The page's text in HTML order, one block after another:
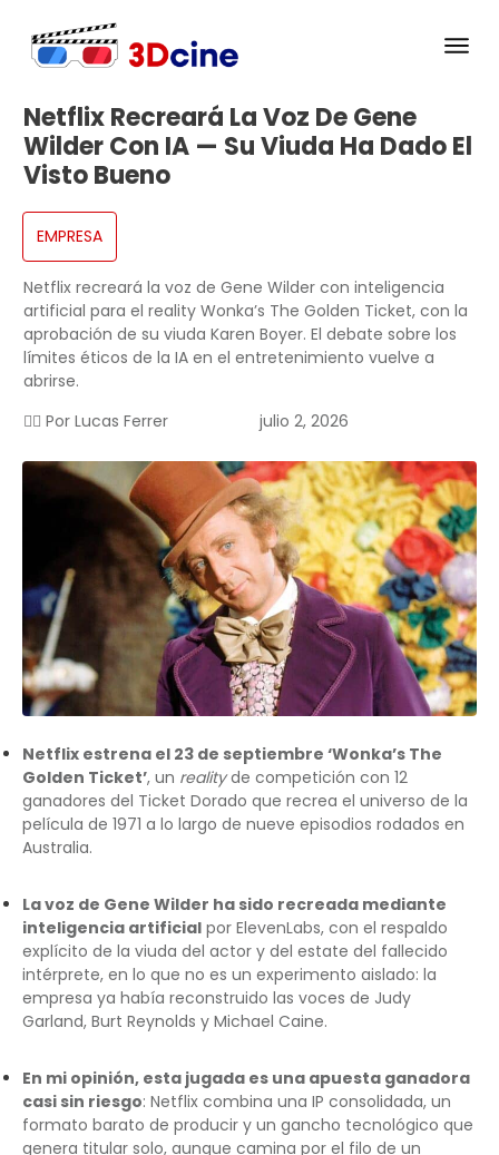
Netflix Recreará La Voz De Gene
Wilder Con IA — Su Viuda Ha Dado El
Visto Bueno
EMPRESA
Netflix recreará la voz de Gene Wilder con inteligencia
artificial para el reality Wonka’s The Golden Ticket, con la
aprobación de su viuda Karen Boyer. El debate sobre los
límites éticos de la IA en el entretenimiento vuelve a
abrirse.
✍🏻 Por Lucas Ferrer julio 2, 2026
Netflix estrena el 23 de septiembre ‘Wonka’s The
Golden Ticket’, un realityde competición con 12
ganadores del Ticket Dorado que recrea el universo de la
película de 1971 a lo largo de nueve episodios rodados en
Australia.
La voz de Gene Wilder ha sido recreada mediante
inteligencia artificial por ElevenLabs, con el respaldo
explícito de la viuda del actor y del estate del fallecido
intérprete, en lo que no es un experimento aislado: la
empresa ya había reconstruido las voces de Judy
Garland, Burt Reynolds y Michael Caine.
En mi opinión, esta jugada es una apuesta ganadora
casi sin riesgo: Netflix combina una IP consolidada, un
formato barato de producir y un gancho tecnológico que
genera titular solo, aunque camina por el filo de un